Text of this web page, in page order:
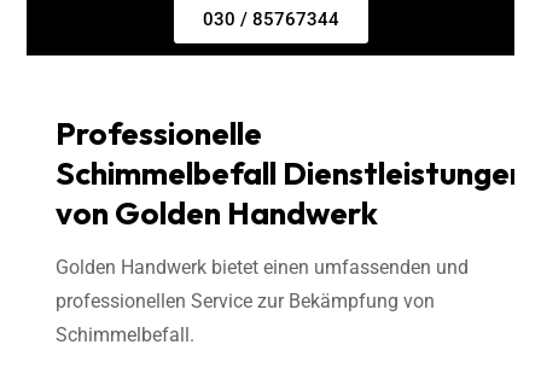
030 / 85767344
Professionelle
Schimmelbefall Dienstleistungen
von Golden Handwerk
Golden Handwerk bietet einen umfassenden und
professionellen Service zur Bekämpfung von
Schimmelbefall.